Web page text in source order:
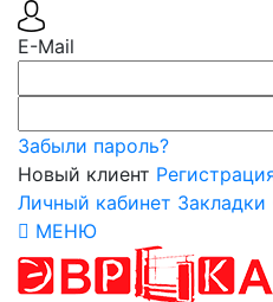
E-Mail
Забыли пароль?
Новый клиент
Личный кабинет Закладки
МЕНЮ